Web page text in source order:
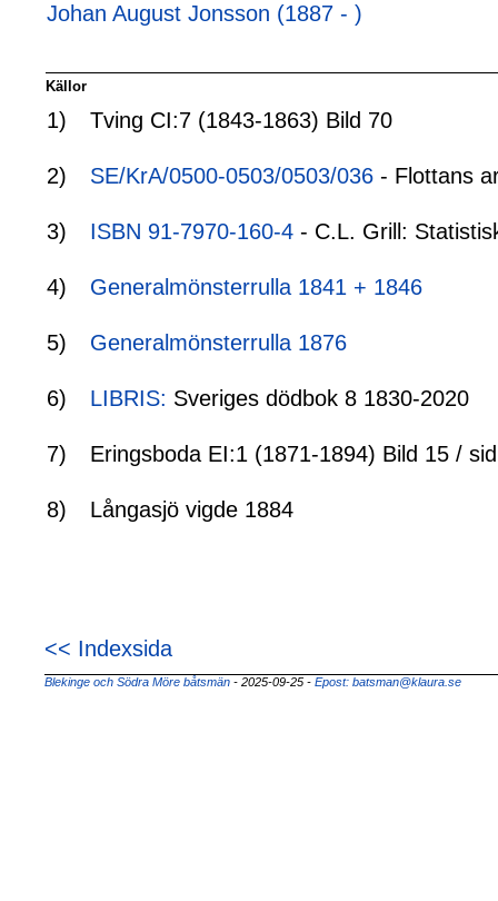
Johan August Jonsson (1887 - )
Källor
1) Tving CI:7 (1843-1863) Bild 70
2) SE/KrA/0500-0503/0503/036 - Flottans
3) ISBN 91-7970-160-4 - C.L. Grill:
4) Generalmönsterrulla 1841 + 1846
5) Generalmönsterrulla 1876
6) LIBRIS: Sveriges dödbok 8 1830-2020
7) Eringsboda EI:1 (1871-1894) Bild 15 /
8) Långasjö vigde 1884
<< Indexsida
Blekinge och Södra Möre båtsmän - 2025-09-25 - Epost: batsman@klaura.se